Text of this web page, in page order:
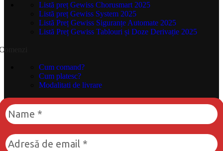
Listă preț Gewiss Chorusmart 2025
Listă preț Gewiss System 2025
Listă Preț Gewiss Siguranțe Automate 2025
Listă Preț Gewiss Tablouri și Doze Derivație 2025
Cum comand?
Cum platesc?
Modalitati de livrare